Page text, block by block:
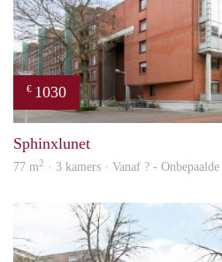
€ 1030
Sphinxlunet
77 m2 · 3 kamers · Vanaf ? -